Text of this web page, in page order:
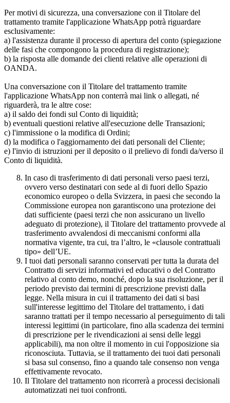
Per motivi di sicurezza, una conversazione con il Titolare del
trattamento tramite l'applicazione WhatsApp potrà riguardare
esclusivamente:
a) l'assistenza durante il processo di apertura del conto (spiegazione
delle fasi che compongono la procedura di registrazione);
b) la risposta alle domande dei clienti relative alle operazioni di
OANDA.
Una conversazione con il Titolare del trattamento tramite
l'applicazione WhatsApp non conterrà mai link o allegati, né
riguarderà, tra le altre cose:
a) il saldo dei fondi sul Conto di liquidità;
b) eventuali questioni relative all'esecuzione delle Transazioni;
c) l'immissione o la modifica di Ordini;
d) la modifica o l'aggiornamento dei dati personali del Cliente;
e) l'invio di istruzioni per il deposito o il prelievo di fondi da/verso il
Conto di liquidità.
In caso di trasferimento di dati personali verso paesi terzi,
ovvero verso destinatari con sede al di fuori dello Spazio
economico europeo o della Svizzera, in paesi che secondo la
Commissione europea non garantiscono una protezione dei
dati sufficiente (paesi terzi che non assicurano un livello
adeguato di protezione), il Titolare del trattamento provvede al
trasferimento avvalendosi di meccanismi conformi alla
normativa vigente, tra cui, tra l’altro, le «clausole contrattuali
tipo» dell’UE.
I tuoi dati personali saranno conservati per tutta la durata del
Contratto di servizi informativi ed educativi o del Contratto
relativo al conto demo, nonché, dopo la sua risoluzione, per il
periodo previsto dai termini di prescrizione previsti dalla
legge. Nella misura in cui il trattamento dei dati si basi
sull'interesse legittimo del Titolare del trattamento, i dati
saranno trattati per il tempo necessario al perseguimento di tali
interessi legittimi (in particolare, fino alla scadenza dei termini
di prescrizione per le rivendicazioni ai sensi delle leggi
applicabili), ma non oltre il momento in cui l'opposizione sia
riconosciuta. Tuttavia, se il trattamento dei tuoi dati personali
si basa sul consenso, fino a quando tale consenso non venga
effettivamente revocato.
Il Titolare del trattamento non ricorrerà a processi decisionali
automatizzati nei tuoi confronti.